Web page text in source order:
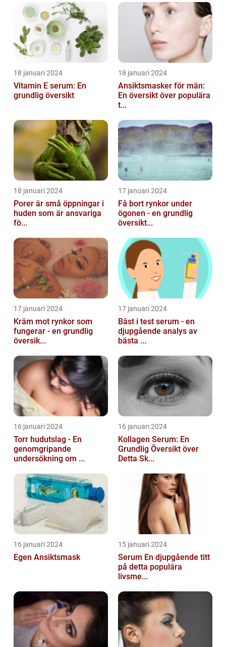
18 januari 2024
Vitamin E serum: En
grundlig översikt
18 januari 2024
Ansiktsmasker för män:
En översikt över populära
t...
18 januari 2024
Porer är små öppningar i
huden som är ansvariga
fö...
17 januari 2024
Få bort rynkor under
ögonen - en grundlig
översikt...
17 januari 2024
Kräm mot rynkor som
fungerar - en grundlig
översik...
17 januari 2024
Bäst i test serum - en
djupgående analys av
bästa ...
16 januari 2024
Torr hudutslag - En
genomgripande
undersökning om ...
16 januari 2024
Kollagen Serum: En
Grundlig Översikt över
Detta Sk...
16 januari 2024
Egen Ansiktsmask
15 januari 2024
Serum En djupgående titt
på detta populära
livsme...